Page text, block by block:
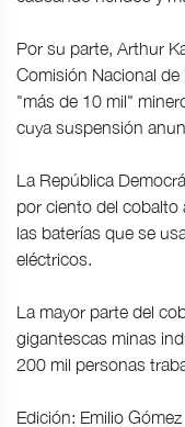
Por su parte, Arthur
Comisión Nacional
"más de 10 mil"
cuya suspensión
La República
por ciento del cobalto
las baterías que se
eléctricos.
La mayor parte del
gigantescas minas
200 mil personas
Edición: Emilio Gómez